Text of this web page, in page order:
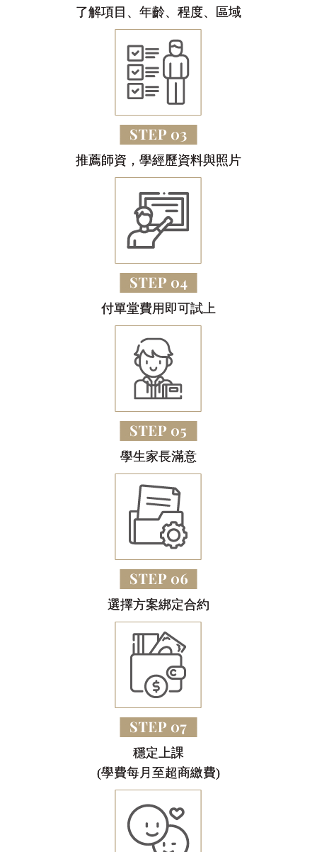
了解項目、年齡、程度、區域
推薦師資，學經歷資料與照片
付單堂費用即可試上
學生家長滿意
選擇方案綁定合約
穩定上課
(學費每月至超商繳費)